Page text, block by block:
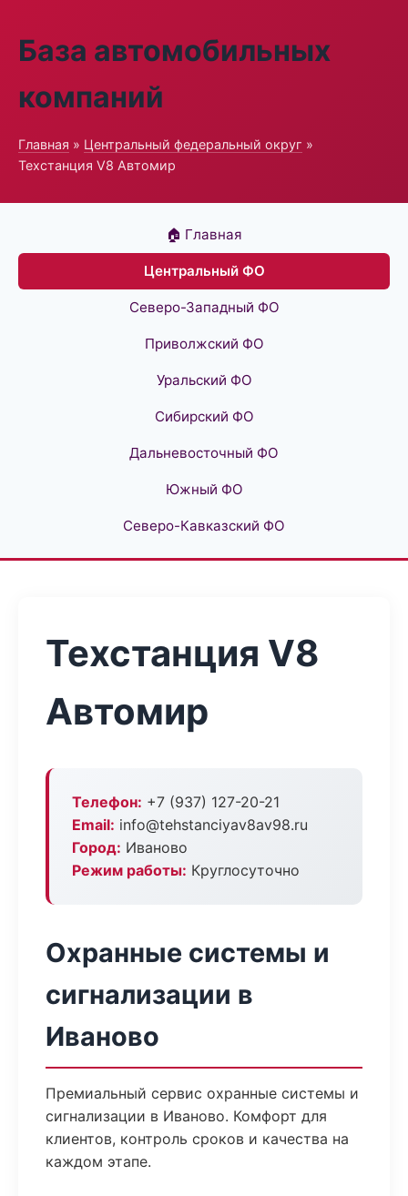
База автомобильных
компаний
Главная » Центральный федеральный округ »
Техстанция V8 Автомир
🏠 Главная
Центральный ФО
Северо-Западный ФО
Приволжский ФО
Уральский ФО
Сибирский ФО
Дальневосточный ФО
Южный ФО
Северо-Кавказский ФО
Техстанция V8
Автомир
Телефон: +7 (937) 127-20-21
Email: info@tehstanciyav8av98.ru
Город: Иваново
Режим работы: Круглосуточно
Охранные системы и
сигнализации в
Иваново
Премиальный сервис охранные системы и
сигнализации в Иваново. Комфорт для
клиентов, контроль сроков и качества на
каждом этапе.